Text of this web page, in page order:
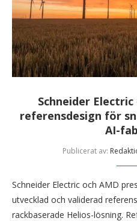
Schneider
referensdesign för
AI-
Publicerat av:
Schneider Electric och AMD
utvecklad och validerad
rackbaserade Helios-lösning.